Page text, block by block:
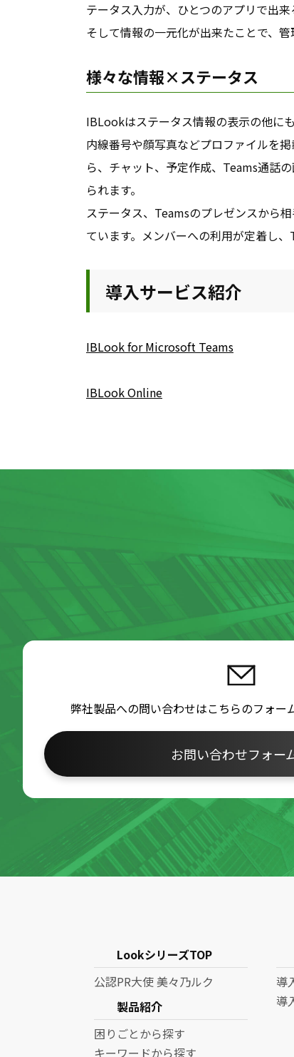
テータス入力が、ひとつのアプリで出
そして情報の一元化が出来たことで、
様々な情報×ステータス
IBLookはステータス情報の表示の他に
内線番号や顔写真などプロファイルを
ら、チャット、予定作成、Teams通話
られます。
ステータス、Teamsのプレゼンスから
ています。メンバーへの利用が定着し
導入サービス紹介
IBLook for Microsoft Teams
IBLook Online
弊社製品への問い合わせはこちらのフォー
お問い合わせフォー
LookシリーズTOP
公認PR大使 美々乃ルク
製品紹介
困りごとから探す
キーワードから探す
導
導